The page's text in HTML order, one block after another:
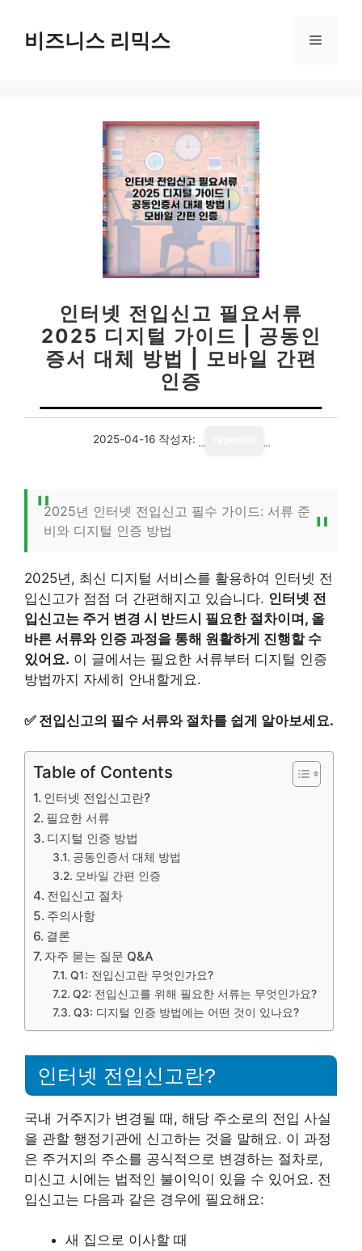
비즈니스 리믹스 메
인터넷 전입신고 필요서류
2025 디지털 가이드 | 공동인
증서 대체 방법 | 모바일 간편
인증
2025-04-16 작성자:
2025년 인터넷 전입신고 필수 가이드: 서류 준
비와 디지털 인증 방법
2025년, 최신 디지털 서비스를 활용하여 인터넷 전
입신고가 점점 더 간편해지고 있습니다. 인터넷 전
입신고는 주거 변경 시 반드시 필요한 절차이며, 올
바른 서류와 인증 과정을 통해 원활하게 진행할 수
있어요. 이 글에서는 필요한 서류부터 디지털 인증
방법까지 자세히 안내할게요.
✅ 전입신고의 필수 서류와 절차를 쉽게 알아보세요.
Table of Contents
인터넷 전입신고란?
필요한 서류
디지털 인증 방법
공동인증서 대체 방법
모바일 간편 인증
전입신고 절차
주의사항
결론
자주 묻는 질문 Q&A
Q1: 전입신고란 무엇인가요?
Q2: 전입신고를 위해 필요한 서류는 무엇인가요?
Q3: 디지털 인증 방법에는 어떤 것이 있나요?
인터넷 전입신고란?
국내 거주지가 변경될 때, 해당 주소로의 전입 사실
을 관할 행정기관에 신고하는 것을 말해요. 이 과정
은 주거지의 주소를 공식적으로 변경하는 절차로,
미신고 시에는 법적인 불이익이 있을 수 있어요. 전
입신고는 다음과 같은 경우에 필요해요:
새 집으로 이사할 때